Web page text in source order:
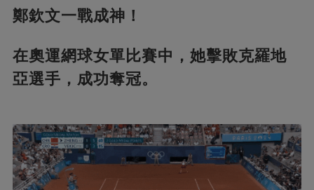
鄭欽文一戰成神！
在奧運網球女單比賽中，她擊敗克羅地
亞選手，成功奪冠。